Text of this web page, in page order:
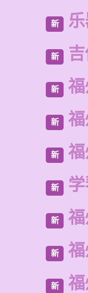
新
新
新
新
新
新
新
新
新